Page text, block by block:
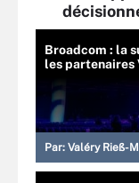
Broadcom : la
les partenaires
Par: Valéry Rieß-